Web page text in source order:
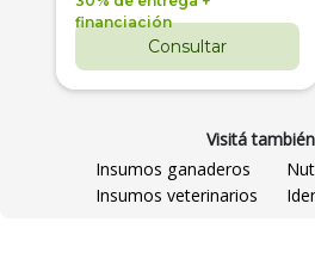
financiación
Consultar
Visitá
Insumos ganaderos
Insumos veterinarios